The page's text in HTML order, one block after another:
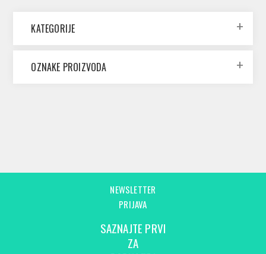
KATEGORIJE
OZNAKE PROIZVODA
NEWSLETTER
PRIJAVA
SAZNAJTE PRVI
ZA